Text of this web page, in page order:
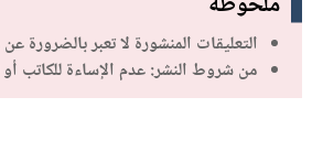
التعليقات المنشورة لا تعبر بالضرورة
من شروط النشر: عدم الإساءة للكاتب